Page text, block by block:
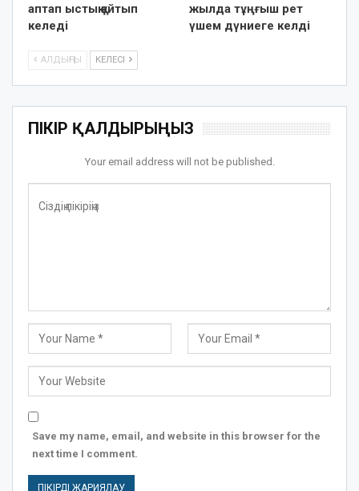
аптап ыстық қайтып
келеді
жылда тұңғыш рет
үшем дүниеге келді
АЛДЫҢҒЫ КЕЛЕСІ
ПІКІР ҚАЛДЫРЫҢЫЗ
Your email address will not be published.
Save my name, email, and website in this browser for the
next time I comment.